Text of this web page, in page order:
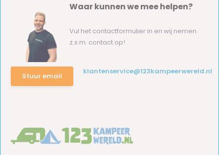
Waar kunnen we mee helpen?
Vul het contactformulier in en wij nemen
z.s.m. contact op!
Stuur email
klantenservice@123kampeerwereld.nl